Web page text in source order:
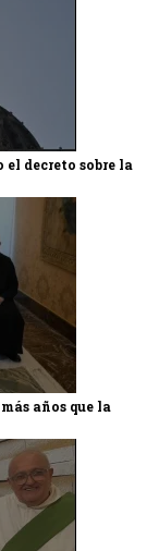
decreto sobre la
años que la